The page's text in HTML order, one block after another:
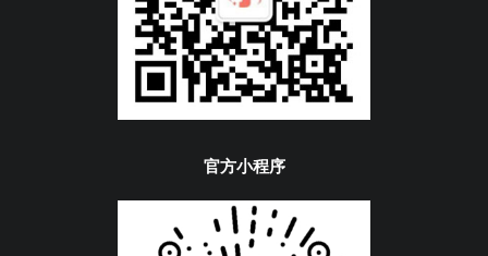
官方小程序